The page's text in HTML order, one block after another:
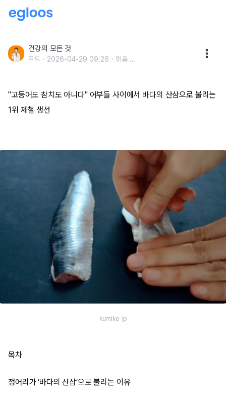
으로 불리는 1위 제철 생선
건강의 모든 것
푸드 2026-04-29 09:26 읽음 ...
"고등어도 참치도 아니다" 어부들 사이에서 바다의 산삼으로 불리는
1위 제철 생선
kumiko-jp
목차
정어리가 ‘바다의 산삼’으로 불리는 이유